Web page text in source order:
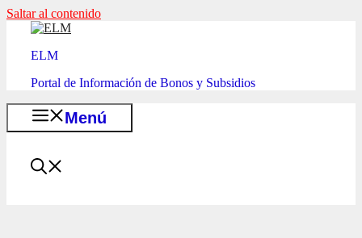
Saltar al contenido
ELM
Portal de Información de Bonos y Subsidios
Menú